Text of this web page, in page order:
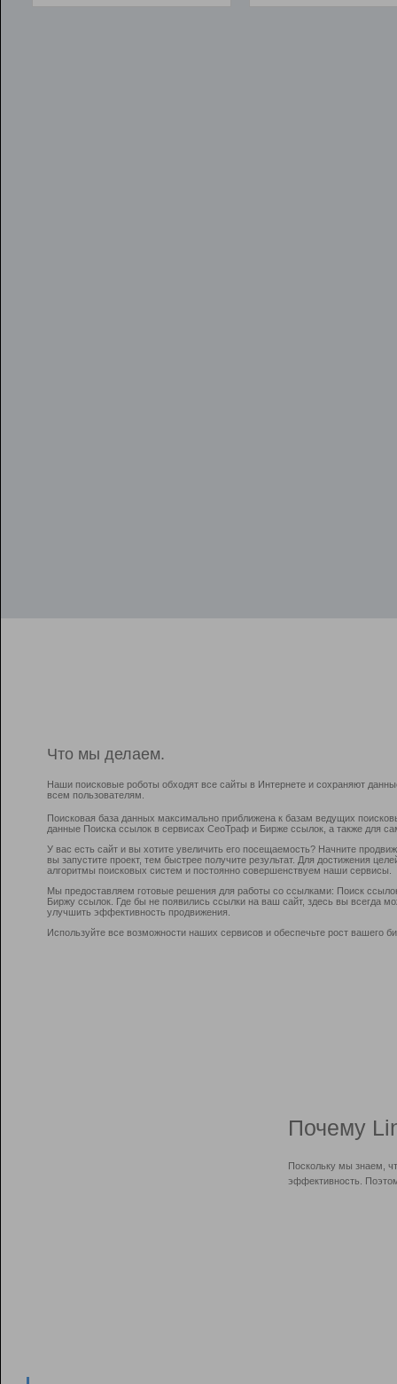
Что мы делаем.
Наши поисковые роботы обходят все сайты в Интернете и сохраняют
всем пользователям.
Поисковая база данных максимально приближена к базам ведущих
данные Поиска ссылок в сервисах СеоТраф и Бирже ссылок, а также для
У вас есть сайт и вы хотите увеличить его посещаемость? Начните
вы запустите проект, тем быстрее получите результат. Для достижения
алгоритмы поисковых систем и постоянно совершенствуем наши сервисы.
Мы предоставляем готовые решения для работы со ссылками: Поиск
Биржу ссылок. Где бы не появились ссылки на ваш сайт, здесь вы всегда
улучшить эффективность продвижения.
Используйте все возможности наших сервисов и обеспечьте рост вашего
Почему
Поскольку мы знаем,
эффективность.